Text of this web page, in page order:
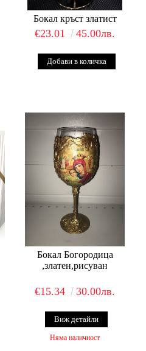
Бокал кръст златист
€23.01 45.00лв.
Бокал Богородица
,златен,рисуван
€15.34 30.00лв.
Виж детайли
Няма наличност